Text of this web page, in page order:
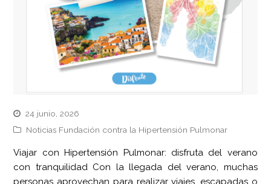
24 junio, 2026
Noticias Fundación contra la Hipertensión Pulmonar
Viajar con Hipertensión Pulmonar: disfruta del verano
con tranquilidad Con la llegada del verano, muchas
personas aprovechan para realizar viajes, escapadas o